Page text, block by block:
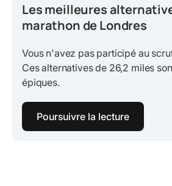
Les meilleures
marathon de Londres
Vous n'avez pas participé au
Ces alternatives de 26,2 miles
épiques.
Poursuivre la lecture